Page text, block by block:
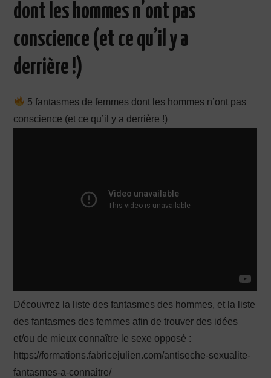
CADEAU
COURS DE SEXE
dont les hommes n’ont pas
conscience (et ce qu’il y a
derrière !)
5 fantasmes de femmes dont les hommes n’ont pas
conscience (et ce qu’il y a derrière !)
Découvrez la liste des fantasmes des hommes, et la liste
des fantasmes des femmes afin de trouver des idées
et/ou de mieux connaître le sexe opposé :
https://formations.fabricejulien.com/antiseche-sexualite-
fantasmes-a-connaitre/